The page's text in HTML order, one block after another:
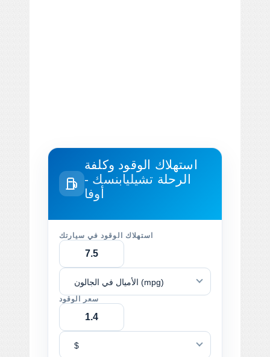
استهلاك الوقود وكلفة
الرحلة تشيليابنسك -
أوفا
استهلاك الوقود في سيارتك
الأميال في الجالون (mpg)
سعر الوقود
$